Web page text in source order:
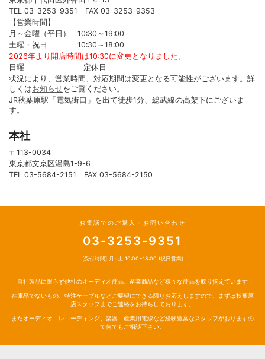
TEL 03-3253-9351 FAX 03-3253-9353
【営業時間】
月～金曜（平日） 10:30～19:00
土曜・祝日 10:30～18:00
2026年より開店時間は10:30に変更となりました。
日曜 定休日
状況により、営業時間、対応期間は変更となる可能性がございます。詳
しくはお知らせをご覧ください。
JR秋葉原駅「電気街口」を出て徒歩1分、総武線の高架下にございま
す。
本社
〒113-0034
東京都文京区湯島1-9-6
TEL 03-5684-2151 FAX 03-5684-2150
お電話でのご購入・お問い合わせ
03-3253-9351
[受付時間] 月~土 10:00~18:00 (祝日営業)
自社製品に限らず他社のオーディオ商品、産業商品など様々な商品を取り揃えています
在庫品でないもの、特注ケーブルなどご要望にできる限りお応えしますので、まずは秋葉原
店スタッフまでご連絡をお待ちしております。
またオーディオ、レコーディング、楽器、産業用電線など経験豊富なスタッフがおりますの
で何でもご相談下さい。